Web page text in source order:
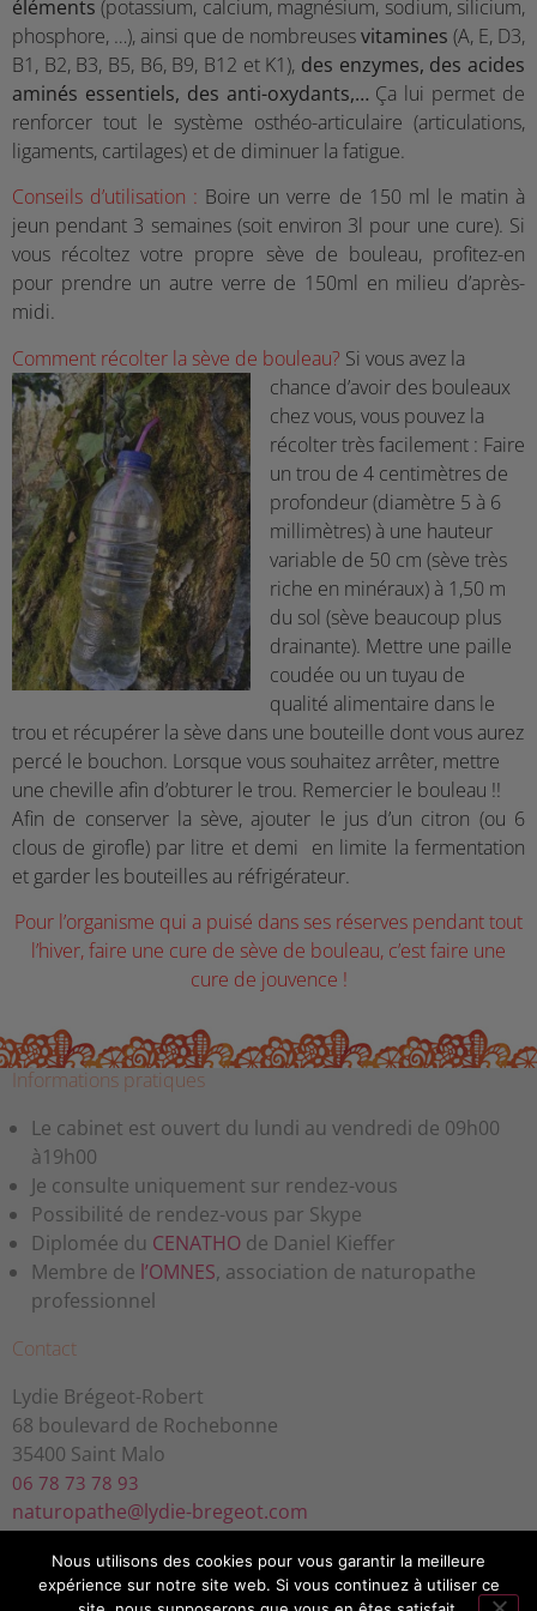
éléments (potassium, calcium, magnésium, sodium, silicium,
phosphore, …), ainsi que de nombreusesvitamines (A, E, D3,
B1, B2, B3, B5, B6, B9, B12 et K1), des enzymes, des acides
aminés essentiels, des anti-oxydants,… Ça lui permet de
renforcer tout le système osthéo-articulaire (articulations,
ligaments, cartilages) et de diminuer la fatigue.
Conseils d’utilisation : Boire un verre de 150 ml le matin à
jeun pendant 3 semaines (soit environ 3l pour une cure). Si
vous récoltez votre propre sève de bouleau, profitez-en
pour prendre un autre verre de 150ml en milieu d’après-
midi.
Comment récolter la sève de bouleau? Si vous avez la
chance d’avoir des bouleaux
chez vous, vous pouvez la
récolter très facilement : Faire
un trou de 4 centimètres de
profondeur (diamètre 5 à 6
millimètres) à une hauteur
variable de 50 cm (sève très
riche en minéraux) à 1,50 m
du sol (sève beaucoup plus
drainante). Mettre une paille
coudée ou un tuyau de
qualité alimentaire dans le
trou et récupérer la sève dans une bouteille dont vous aurez
percé le bouchon. Lorsque vous souhaitez arrêter, mettre
une cheville afin d’obturer le trou. Remercier le bouleau !!
Afin de conserver la sève, ajouter le jus d’un citron (ou 6
clous de girofle) par litre et demi en limite la fermentation
et garder les bouteilles au réfrigérateur.
Pour l’organisme qui a puisé dans ses réserves pendant tout
l’hiver,faire une cure de sève de bouleau, c’est faire une
cure de jouvence !
Informations pratiques
Le cabinet est ouvert du lundi au vendredi de 09h00
à19h00
Je consulte uniquement sur rendez-vous
Possibilité de rendez-vous par Skype
Diplomée du CENATHO de Daniel Kieffer
Membre de l’OMNES, association de naturopathe
professionnel
Contact
Lydie Brégeot-Robert
68 boulevard de Rochebonne
35400 Saint Malo
06 78 73 78 93
naturopathe@lydie-bregeot.com
Informations légales
Mentions légales
Nous utilisons des cookies pour vous garantir la meilleure
expérience sur notre site web. Si vous continuez à utiliser ce